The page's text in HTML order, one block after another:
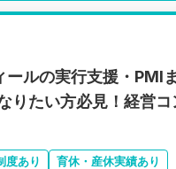
ルの実行支援・PMI
りたい方必見！経営
度あり 育休・産休実績あり